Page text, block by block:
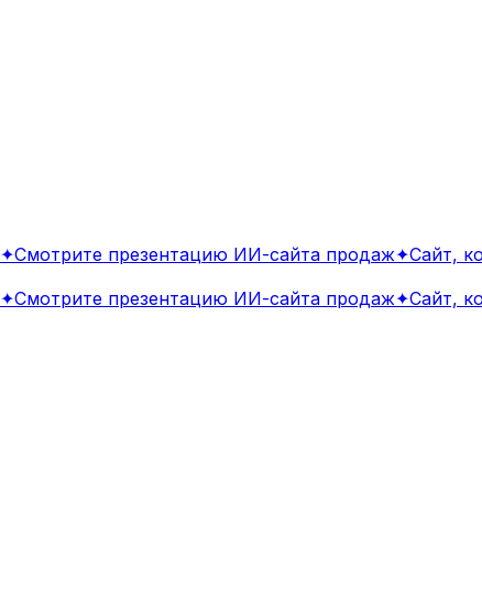
презентацию ИИ-сайта продаж✦Сайт,
презентацию ИИ-сайта продаж✦Сайт,